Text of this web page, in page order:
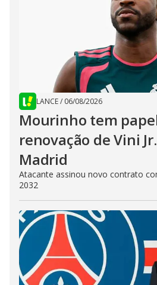
LANCE/ 06/08/2026
Mourinho tem
renovação de Vini
Madrid
Atacante assinou novo contrato
2032